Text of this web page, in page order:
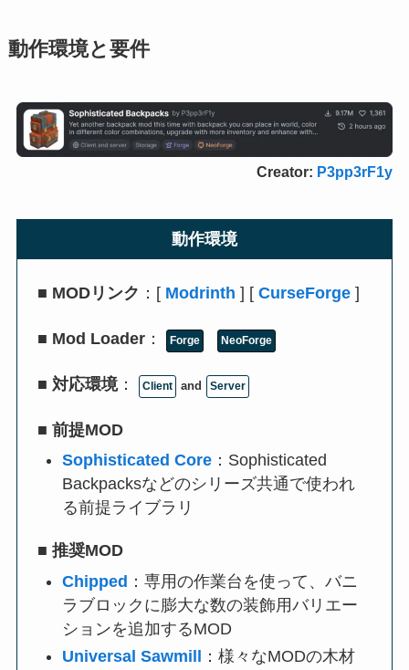
動作環境と要件
Creator: P3pp3rF1y
動作環境
■ MODリンク ：[ Modrinth ] [CurseForge ]
■ Mod Loader ： Forge NeoForge
■対応環境： Client and Server
■前提MOD
Sophisticated Core ：Sophisticated
Backpacksなどのシリーズ共通で使われ
る前提ライブラリ
■推奨MOD
Chipped ：専用の作業台を使って、バニ
ラブロックに膨大な数の装飾用バリエー
ションを追加するMOD
Universal Sawmill
：様々なMODの木材